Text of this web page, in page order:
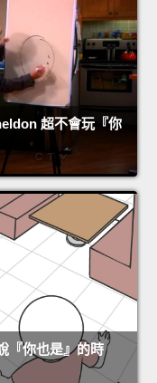
超不會玩『你
『你也是』的時